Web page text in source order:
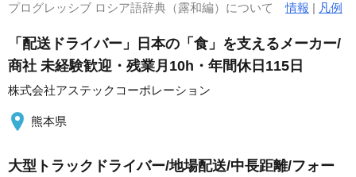
プログレッシブ ロシア語辞典（露和編）について情報 | 凡例
「配送ドライバー」日本の「食」を支えるメーカー/
商社 未経験歓迎・残業月10h・年間休日115日
株式会社アステックコーポレーション
熊本県
大型トラックドライバー/地場配送/中長距離/フォー